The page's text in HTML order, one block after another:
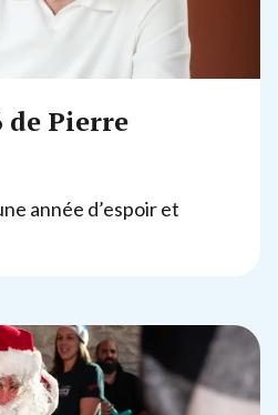
de Pierre
année d’espoir et